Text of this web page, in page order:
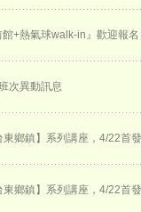
館+熱氣球walk-in』歡迎報
次異動訊息
東鄉鎮】系列講座，4/22首
東鄉鎮】系列講座，4/22首